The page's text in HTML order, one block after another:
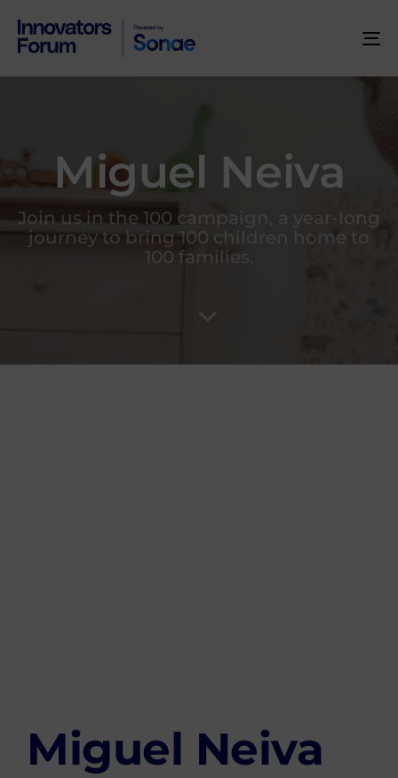
Miguel Neiva
Join us in the 100 campaign, a year-long
journey to bring 100 children home to
100 families.
Miguel Neiva